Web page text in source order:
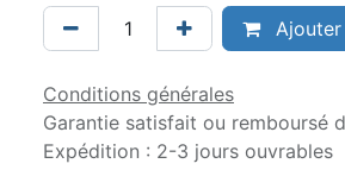
Conditions générales
Garantie satisfait ou remboursé
Expédition : 2-3 jours ouvrables